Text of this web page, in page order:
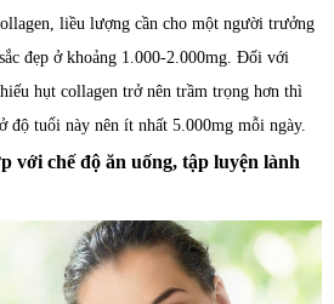
liều lượng cần cho một người trưởng
đẹp ở khoảng 1.000-2.000mg. Đối với
hụt collagen trở nên trầm trọng hơn thì
độ tuổi này nên ít nhất 5.000mg mỗi ngày.
với chế độ ăn uống, tập luyện lành